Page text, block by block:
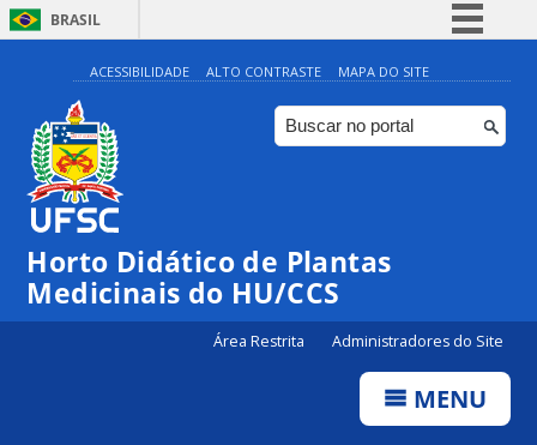
BRASIL
Simplifique!
Comunica BR
Participe
Canais
ACESSIBILIDADE ALTO CONTRASTE MAPA DO SITE
Horto Didático de Plantas
Medicinais do HU/CCS
Área Restrita Administradores do Site
MENU